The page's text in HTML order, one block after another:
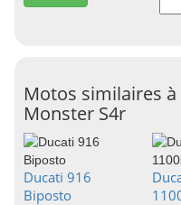
Motos similaires
Monster S4r
Ducati 916
Biposto